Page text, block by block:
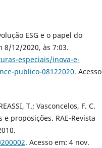
ESG e o papel do
8/12/2020, às 7:03.
especiais/inova-e-
publico-08122020. Acesso
T.; Vasconcelos, F. C.
proposições. RAE-Revista
. Acesso em: 4 nov.